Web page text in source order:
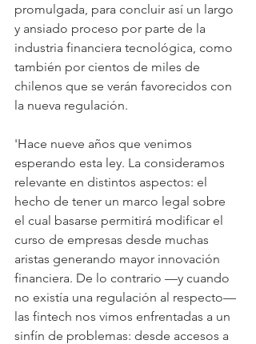
promulgada, para concluir así un largo
y ansiado proceso por parte de la
industria financiera tecnológica, como
también por cientos de miles de
chilenos que se verán favorecidos con
la nueva regulación.
'Hace nueve años que venimos
esperando esta ley. La consideramos
relevante en distintos aspectos: el
hecho de tener un marco legal sobre
el cual basarse permitirá modificar el
curso de empresas desde muchas
aristas generando mayor innovación
financiera. De lo contrario —y cuando
no existía una regulación al respecto—
las fintech nos vimos enfrentadas a un
sinfín de problemas: desde accesos a